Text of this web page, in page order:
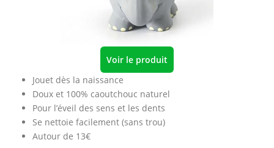
Voir le produit
Jouet dès la naissance
Doux et 100% caoutchouc naturel
Pour l’éveil des sens et les dents
Se nettoie facilement (sans trou)
Autour de 13€